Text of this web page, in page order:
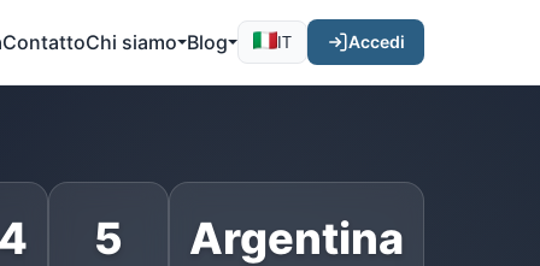
ContattoChi siamo Blog IT Accedi
5 Argentina